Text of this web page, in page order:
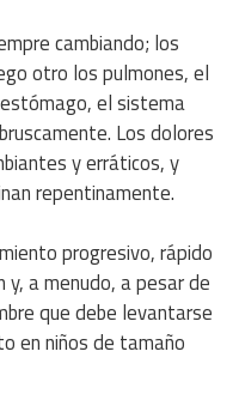
cambiando; los
otro los pulmones, el
el sistema
Los dolores
y erráticos, y
repentinamente.
progresivo, rápido
a menudo, a pesar de
que debe levantarse
en niños de tamaño